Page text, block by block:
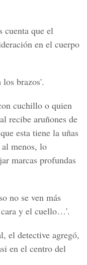
cuenta que el
en el cuerpo
brazos'.
cuchillo o quien
recibe aruñones de
esta tiene la uñas
menos, lo
marcas profundas
no se ven más
cara y el cuello…'.
el detective agregó,
en el centro del